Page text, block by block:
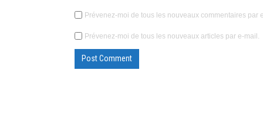
Prévenez-moi de tous les nouveaux commentaires par
Prévenez-moi de tous les nouveaux articles par e-mail.